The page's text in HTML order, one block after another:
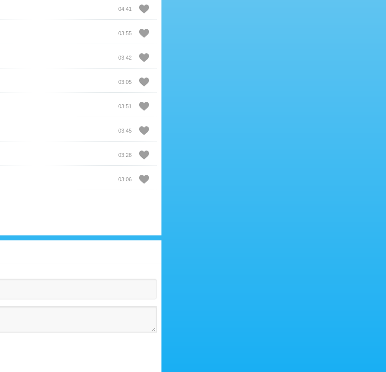
04:41
03:55
03:42
03:05
03:51
03:45
03:28
03:06